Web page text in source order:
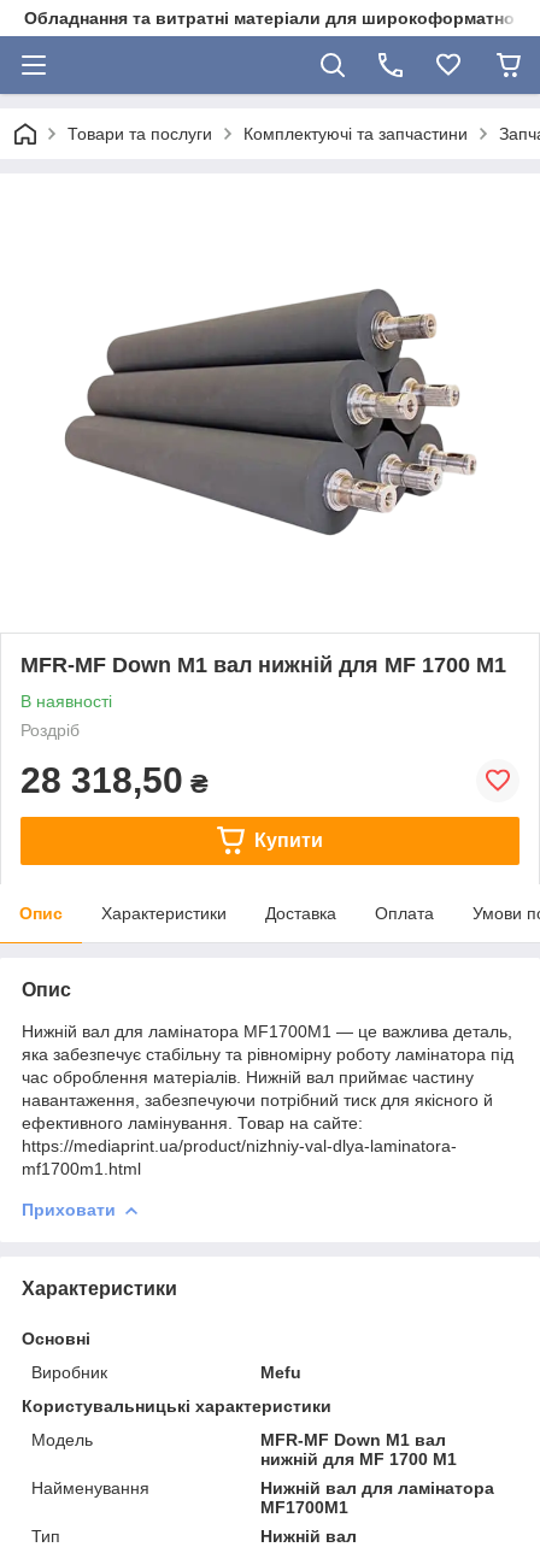
Обладнання та витратні матеріали для широкоформатного
Товари та послуги Комплектуючі та запчастини
MFR-MF Down M1 вал нижній для MF 1700 M1
В наявності
Роздріб
28 318,50 ₴
Купити
Опис Характеристики Доставка Оплата Умови
Опис
Нижній вал для ламінатора MF1700M1 — це важлива деталь,
яка забезпечує стабільну та рівномірну роботу ламінатора під
час оброблення матеріалів. Нижній вал приймає частину
навантаження, забезпечуючи потрібний тиск для якісного й
ефективного ламінування. Товар на сайте:
https://mediaprint.ua/product/nizhniy-val-dlya-laminatora-
mf1700m1.html
Приховати
Характеристики
Основні
Виробник
Mefu
Користувальницькі характеристики
Мoдель
MFR-MF Down M1 вал
нижній для MF 1700 M1
Найменування
Нижній вал для ламінатора
MF1700M1
Тип
Нижній вал